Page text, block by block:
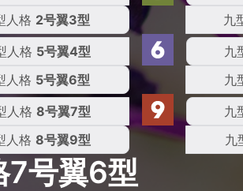
人格 2号翼3型
九
人格 5号翼4型
人格 5号翼6型
九
九
人格 8号翼7型
人格 8号翼9型
九
九
7号翼6型